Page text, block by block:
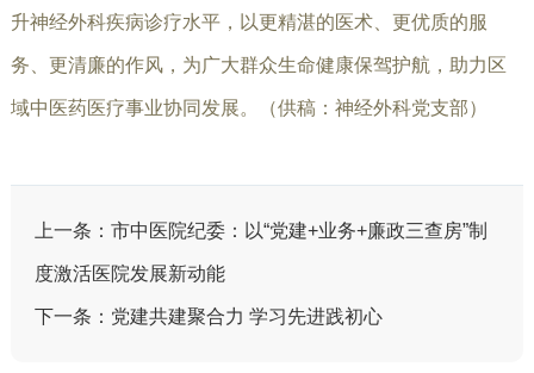
升神经外科疾病诊疗水平，以更精湛的医术、更优质的服
务、更清廉的作风，为广大群众生命健康保驾护航，助力区
域中医药医疗事业协同发展。（供稿：神经外科党支部）
上一条： 市中医院纪委：以“党建+业务+廉政三查房”制
度激活医院发展新动能
下一条： 党建共建聚合力 学习先进践初心